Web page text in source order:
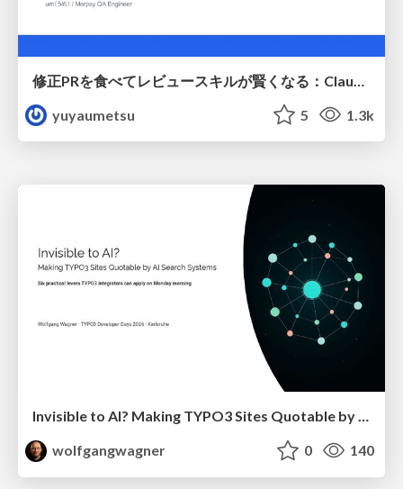
yuyaumetsu
5 1.3k
Invisible to AI? Making TYPO3 Sites Quotable by AI Search Systems
wolfgangwagner
0 140